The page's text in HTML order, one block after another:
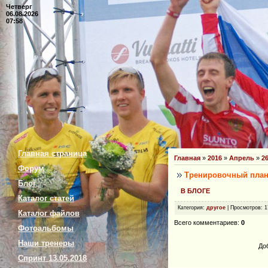
Четверг
06.08.2026
07:58
Главная страница
Форум
Блог
Каталог статей
Каталог файлов
Фотоальбомы
Наши тренеры
Спринт 13.05.2018
Главная » 2016 » Апрель » 26
Тренировочный
В БЛОГЕ
Категория: другое Просмотров:
Всего комментариев: 0